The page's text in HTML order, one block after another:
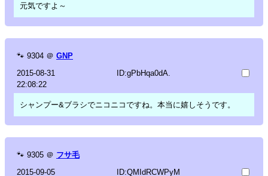
元気ですよ～
🐾 9304 ＠ GNP
2015-08-31
22:08:22
ID:gPbHqa0dA.
シャンプー&ブラシでニコニコですね。本当に嬉しそうです。
🐾 9305 ＠ フサ毛
2015-09-05
ID:QMIdRCWPyM